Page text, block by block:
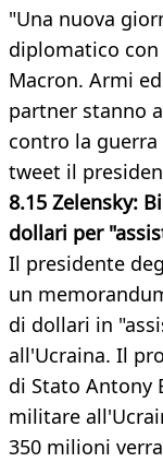
"Una nuova
diplomatico
Macron. Armi
partner stanno
contro la
tweet il
8.15 Zelensky:
dollari per
Il presidente
un
di dollari in
all'Ucraina. Il
di Stato Antony
militare
350 milioni